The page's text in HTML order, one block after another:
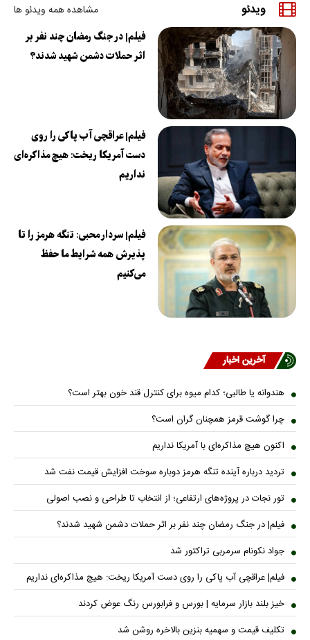
ویدئو مشاهده همه ویدئو ها
فیلم| در جنگ رمضان چند نفر بر
اثر حملات دشمن شهید شدند؟
فیلم| عراقچی آب پاکی را روی
دست آمریکا ریخت: هیچ مذاکره‌ای
نداریم
فیلم| سردار محبی: تنگه هرمز را تا
پذیرش همه شرایط ما حفظ
می‌کنیم
آخرین اخبار
هندوانه یا طالبی؛ کدام میوه برای کنترل قند خون بهتر است؟
چرا گوشت قرمز همچنان گران است؟
اکنون هیچ مذاکره‌ای با آمریکا نداریم
تردید درباره آینده تنگه هرمز دوباره سوخت افزایش قیمت نفت شد
تور نجات در پروژه‌های ارتفاعی؛ از انتخاب تا طراحی و نصب اصولی
فیلم| در جنگ رمضان چند نفر بر اثر حملات دشمن شهید شدند؟
جواد نکونام سرمربی تراکتور شد
فیلم| عراقچی آب پاکی را روی دست آمریکا ریخت: هیچ مذاکره‌ای نداریم
خیز بلند بازار سرمایه | بورس و فرابورس رنگ عوض کردند
تکلیف قیمت و سهمیه بنزین بالاخره روشن شد